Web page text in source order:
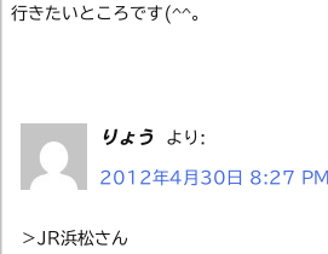
行きたいところです(^^。
りょう より:
2012年4月30日 8:27 PM
＞JR浜松さん